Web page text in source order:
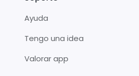
Ayuda
Tengo una idea
Valorar app